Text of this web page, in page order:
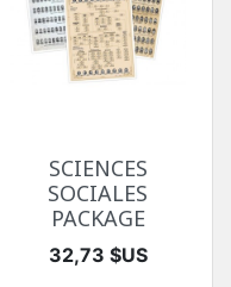
SCIENCES
SOCIALES
PACKAGE
Prix
32,73 $US